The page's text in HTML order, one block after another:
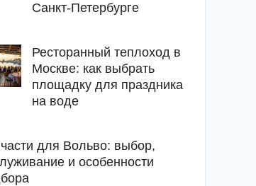
Санкт-Петербурге
Ресторанный теплоход в
Москве: как выбрать
площадку для праздника
на воде
для Вольво: выбор,
и особенности